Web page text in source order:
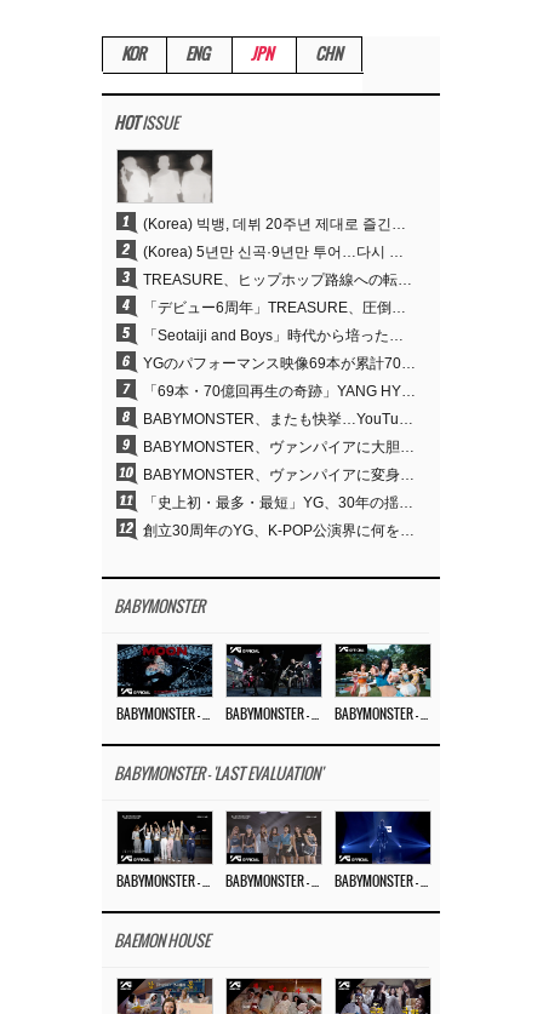
KOR ENG JPN CHN
HOTISSUE
1 (Korea) 빅뱅, 데뷔 20주년 제대로 즐긴다…잠실 뒤덮는 특별 이벤트→4년 만의 신곡
2 (Korea) 5년만 신곡·9년만 투어…다시 흐르는 ‘K팝 제왕’ 빅뱅의 시간
3 TREASURE、ヒップホップ路線への転換が的中…デビュー6周年でさらなる飛躍
4 「デビュー6周年」TREASURE、圧倒的な実力で証明した「YGの宝」の真価
5 「Seotaiji and Boys」時代から培ったダンスDNA…YANG HYUN SUK、YGのパフォーマンスビデオ70億回再生の原点
6 YGのパフォーマンス映像69本が累計70億回再生…YANG HYUN SUKの制作哲学が実を結ぶ
7 「69本・70億回再生の奇跡」YANG HYUN SUK、YGのパフォーマンスビデオを100％自ら手掛けた理由
8 BABYMONSTER、またも快挙…YouTubeワールドワイドトレンドで1位に
9 BABYMONSTER、ヴァンパイアに大胆変身…YouTubeトレンド1位を獲得
10 BABYMONSTER、ヴァンパイアに変身…「MOON」で3か月にわたるプロジェクトを締めくくる
11 「史上初・最多・最短」YG、30年の揺るぎない信念が切り開いたK-POPツアーの新境地
12 創立30周年のYG、K-POP公演界に何を残したのか
BABYMONSTER
BABYMONSTER - 'LAST EVALUATION'
BAEMON HOUSE